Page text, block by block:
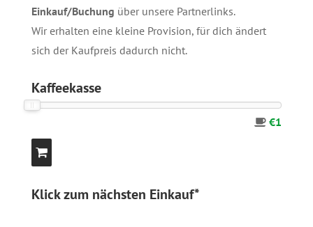
Einkauf/Buchung über unsere Partnerlinks.
Wir erhalten eine kleine Provision, für dich ändert
sich der Kaufpreis dadurch nicht.
Kaffeekasse
€1
Klick zum nächsten Einkauf*